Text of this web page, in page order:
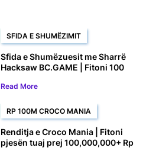
SFIDA E SHUMËZIMIT
Sfida e Shumëzuesit me Sharrë
Hacksaw BC.GAME | Fitoni 100
Para
Read More
RP 100M CROCO MANIA
Renditja e Croco Mania | Fitoni
pjesën tuaj prej 100,000,000+ Rp